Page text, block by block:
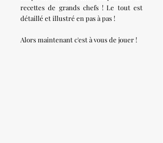
recettes de grands chefs ! Le tout est
détaillé et illustré en pas à pas !
Alors maintenant c'est à vous de jouer !